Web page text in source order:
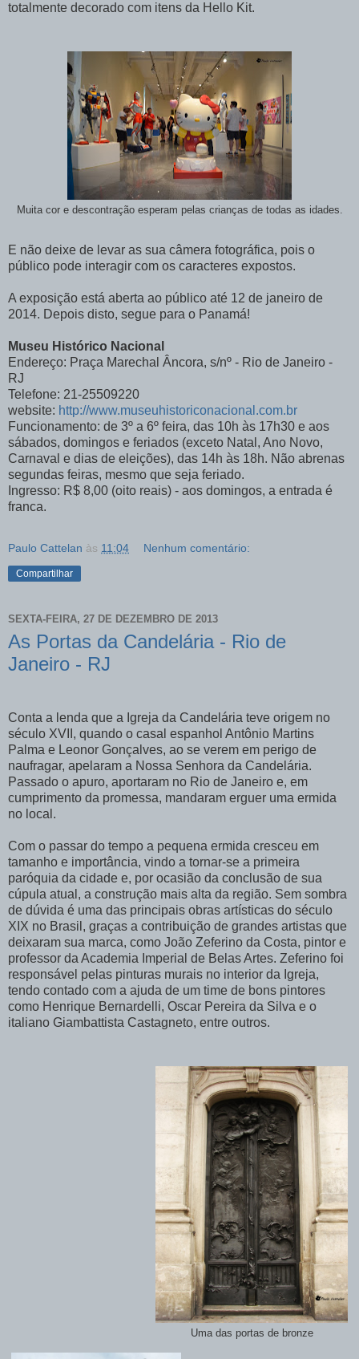
totalmente decorado com itens da Hello Kit.
Muita cor e descontração esperam pelas crianças de todas as idades.
E não deixe de levar as sua câmera fotográfica, pois o
público pode interagir com os caracteres expostos.
A exposição está aberta ao público até 12 de janeiro de
2014. Depois disto, segue para o Panamá!
Museu Histórico Nacional
Endereço: Praça Marechal Âncora, s/nº - Rio de Janeiro -
RJ
Telefone: 21-25509220
website: http://www.museuhistoriconacional.com.br
Funcionamento: de 3º a 6º feira, das 10h às 17h30 e aos
sábados, domingos e feriados (exceto Natal, Ano Novo,
Carnaval e dias de eleições), das 14h às 18h. Não abrenas
segundas feiras, mesmo que seja feriado.
Ingresso: R$ 8,00 (oito reais) - aos domingos, a entrada é
franca.
Paulo Cattelan às 11:04 Nenhum comentário:
Compartilhar
SEXTA-FEIRA, 27 DE DEZEMBRO DE 2013
As Portas da Candelária - Rio de
Janeiro - RJ
Conta a lenda que a Igreja da Candelária teve origem no
século XVII, quando o casal espanhol Antônio Martins
Palma e Leonor Gonçalves, ao se verem em perigo de
naufragar, apelaram a Nossa Senhora da Candelária.
Passado o apuro, aportaram no Rio de Janeiro e, em
cumprimento da promessa, mandaram erguer uma ermida
no local.
Com o passar do tempo a pequena ermida cresceu em
tamanho e importância, vindo a tornar-se a primeira
paróquia da cidade e, por ocasião da conclusão de sua
cúpula atual, a construção mais alta da região. Sem sombra
de dúvida é uma das principais obras artísticas do século
XIX no Brasil, graças a contribuição de grandes artistas que
deixaram sua marca, como João Zeferino da Costa, pintor e
professor da Academia Imperial de Belas Artes. Zeferino foi
responsável pelas pinturas murais no interior da Igreja,
tendo contado com a ajuda de um time de bons pintores
como Henrique Bernardelli, Oscar Pereira da Silva e o
italiano Giambattista Castagneto, entre outros.
Uma das portas de bronze